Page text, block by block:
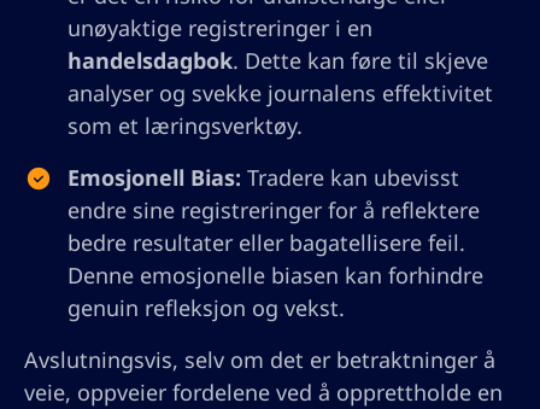
unøyaktige registreringer i en
handelsdagbok. Dette kan føre til skjeve
analyser og svekke journalens effektivitet
som et læringsverktøy.
Emosjonell Bias: Tradere kan ubevisst
endre sine registreringer for å reflektere
bedre resultater eller bagatellisere feil.
Denne emosjonelle biasen kan forhindre
genuin refleksjon og vekst.
Avslutningsvis, selv om det er betraktninger å
veie, oppveier fordelene ved å opprettholde en